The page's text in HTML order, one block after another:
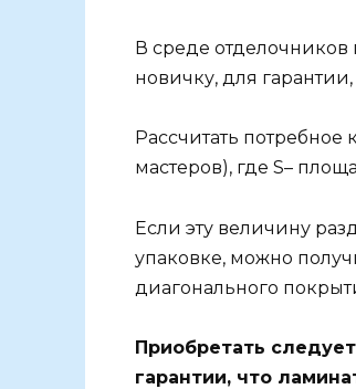
В среде
новичку, для
Рассчитать потребное
мастеров), где S–
Если эту величину
упаковке, можно
диагонального
Приобретать
гарантии, что